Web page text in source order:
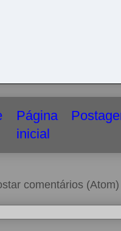
Página
inicial
comentários (Atom)